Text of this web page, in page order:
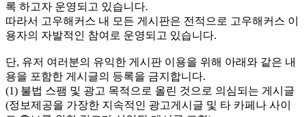
록 하고자 운영되고 있습니다.
따라서 고우해커스 내 모든 게시판은 전적으로 고우해커스 이
용자의 자발적인 참여로 운영되고 있습니다.
단, 유저 여러분의 유익한 게시판 이용을 위해 아래와 같은 내
용을 포함한 게시글의 등록을 금지합니다.
(1) 불법 스팸 및 광고 목적으로 올린 것으로 의심되는 게시글
(정보제공을 가장한 지속적인 광고게시글 및 타 카페나 사이